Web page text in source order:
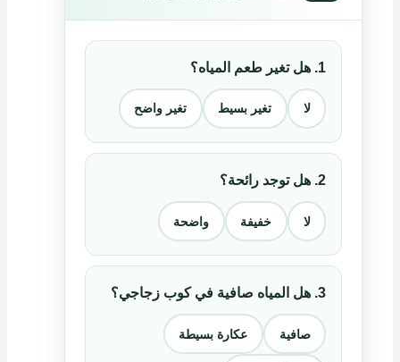
1. هل تغير طعم المياه؟
لا تغير بسيط تغير واضح
2. هل توجد رائحة؟
لا خفيفة واضحة
3. هل المياه صافية في كوب زجاجي؟
صافية عكارة بسيطة